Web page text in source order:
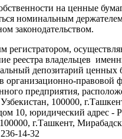
на ценные
номинальным
законодательством.
регистратором,
реестра владельцев
депозитарий ценных
организационно-правовой
предприятия,
100000,
10, юридический адрес -
г.Ташкент,
14-32